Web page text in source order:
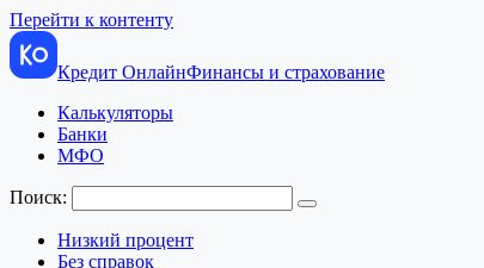
Перейти к контенту
Кредит ОнлайнФинансы и страхование
Калькуляторы
Банки
МФО
Поиск:
Низкий процент
Без справок